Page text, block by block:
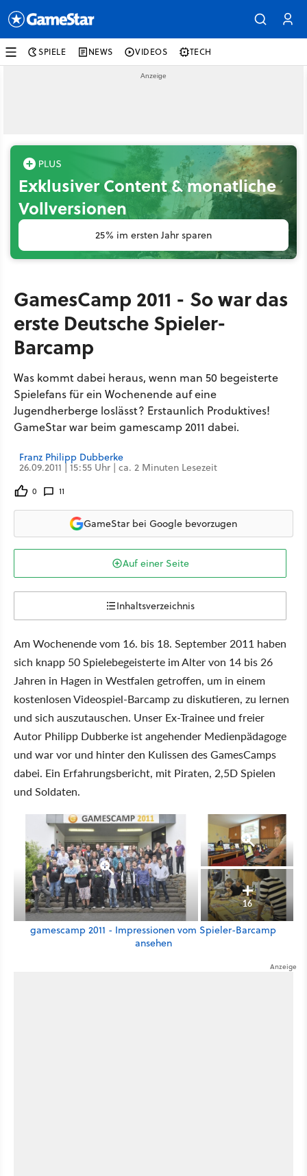
SPIELE NEWS VIDEOS TECH
Exklusiver Content & monatliche
Vollversionen
25% im ersten Jahr sparen
GamesCamp 2011 - So war das
erste Deutsche Spieler-
Barcamp
Was kommt dabei heraus, wenn man 50 begeisterte
Spielefans für ein Wochenende auf eine
Jugendherberge loslässt? Erstaunlich Produktives!
GameStar war beim gamescamp 2011 dabei.
Franz Philipp Dubberke
26.09.2011 | 15:55 Uhr | ca. 2 Minuten Lesezeit
0 11
GameStar bei Google bevorzugen
Auf einer Seite
Inhaltsverzeichnis
Am Wochenende vom 16. bis 18. September 2011 haben
sich knapp 50 Spielebegeisterte im Alter von 14 bis 26
Jahren in Hagen in Westfalen getroffen, um in einem
kostenlosen Videospiel-Barcamp zu diskutieren, zu lernen
und sich auszutauschen. Unser Ex-Trainee und freier
Autor Philipp Dubberke ist angehender Medienpädagoge
und war vor und hinter den Kulissen des GamesCamps
dabei. Ein Erfahrungsbericht, mit Piraten, 2,5D Spielen
und Soldaten.
16
gamescamp 2011 - Impressionen vom Spieler-Barcamp
ansehen